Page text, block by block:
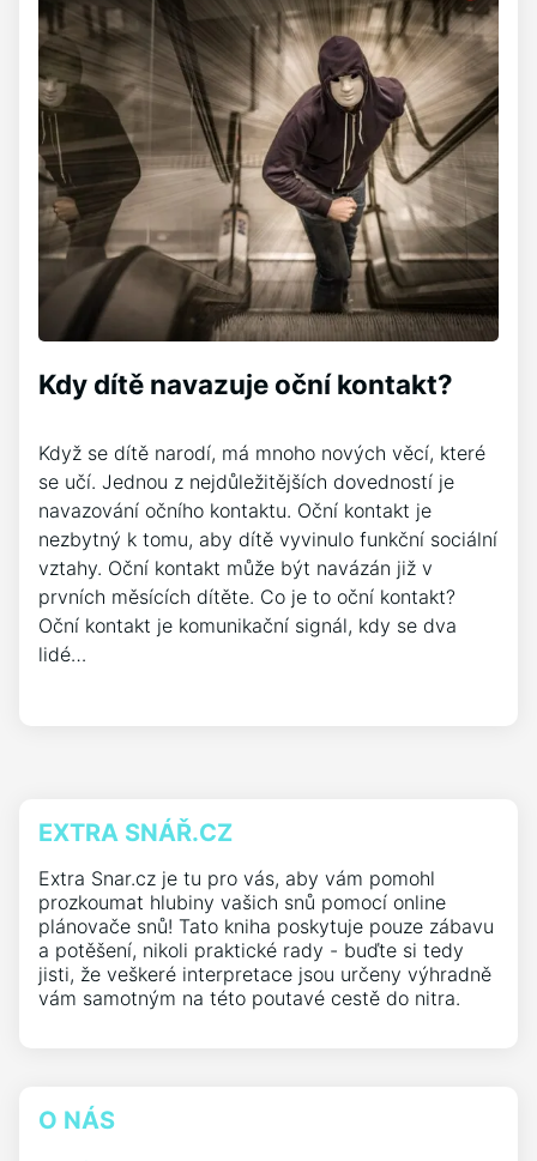
Kdy dítě navazuje oční kontakt?
Když se dítě narodí, má mnoho nových věcí, které
se učí. Jednou z nejdůležitějších dovedností je
navazování očního kontaktu. Oční kontakt je
nezbytný k tomu, aby dítě vyvinulo funkční sociální
vztahy. Oční kontakt může být navázán již v
prvních měsících dítěte. Co je to oční kontakt?
Oční kontakt je komunikační signál, kdy se dva
lidé…
EXTRA SNÁŘ.CZ
Extra Snar.cz je tu pro vás, aby vám pomohl
prozkoumat hlubiny vašich snů pomocí online
plánovače snů! Tato kniha poskytuje pouze zábavu
a potěšení, nikoli praktické rady - buďte si tedy
jisti, že veškeré interpretace jsou určeny výhradně
vám samotným na této poutavé cestě do nitra.
O NÁS